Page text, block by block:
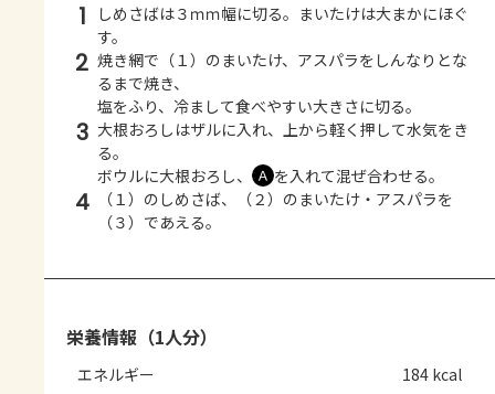
1
しめさばは３ｍｍ幅に切る。まいたけは大まかにほぐ
す。
2 焼き網で（１）のまいたけ、アスパラをしんなりとな
るまで焼き、
塩をふり、冷まして食べやすい大きさに切る。
3 大根おろしはザルに入れ、上から軽く押して水気をき
る。
ボウルに大根おろし、
Ａ を入れて混ぜ合わせる。
4
（１）のしめさば、（２）のまいたけ・アスパラを
（３）であえる。
栄養情報（1人分）
エネルギー 184 kcal